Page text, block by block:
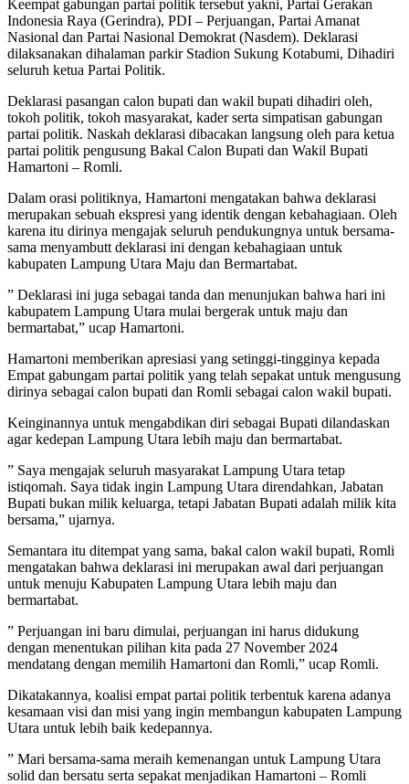
Keempat gabungan partai politik tersebut yakni, Partai Gerakan
Indonesia Raya (Gerindra), PDI – Perjuangan, Partai Amanat
Nasional dan Partai Nasional Demokrat (Nasdem). Deklarasi
dilaksanakan dihalaman parkir Stadion Sukung Kotabumi, Dihadiri
seluruh ketua Partai Politik.
Deklarasi pasangan calon bupati dan wakil bupati dihadiri oleh,
tokoh politik, tokoh masyarakat, kader serta simpatisan gabungan
partai politik. Naskah deklarasi dibacakan langsung oleh para ketua
partai politik pengusung Bakal Calon Bupati dan Wakil Bupati
Hamartoni – Romli.
Dalam orasi politiknya, Hamartoni mengatakan bahwa deklarasi
merupakan sebuah ekspresi yang identik dengan kebahagiaan. Oleh
karena itu dirinya mengajak seluruh pendukungnya untuk bersama-
sama menyambutt deklarasi ini dengan kebahagiaan untuk
kabupaten Lampung Utara Maju dan Bermartabat.
” Deklarasi ini juga sebagai tanda dan menunjukan bahwa hari ini
kabupatem Lampung Utara mulai bergerak untuk maju dan
bermartabat,” ucap Hamartoni.
Hamartoni memberikan apresiasi yang setinggi-tingginya kepada
Empat gabungam partai politik yang telah sepakat untuk mengusung
dirinya sebagai calon bupati dan Romli sebagai calon wakil bupati.
Keinginannya untuk mengabdikan diri sebagai Bupati dilandaskan
agar kedepan Lampung Utara lebih maju dan bermartabat.
” Saya mengajak seluruh masyarakat Lampung Utara tetap
istiqomah. Saya tidak ingin Lampung Utara direndahkan, Jabatan
Bupati bukan milik keluarga, tetapi Jabatan Bupati adalah milik kita
bersama,” ujarnya.
Semantara itu ditempat yang sama, bakal calon wakil bupati, Romli
mengatakan bahwa deklarasi ini merupakan awal dari perjuangan
untuk menuju Kabupaten Lampung Utara lebih maju dan
bermartabat.
” Perjuangan ini baru dimulai, perjuangan ini harus didukung
dengan menentukan pilihan kita pada 27 November 2024
mendatang dengan memilih Hamartoni dan Romli,” ucap Romli.
Dikatakannya, koalisi empat partai politik terbentuk karena adanya
kesamaan visi dan misi yang ingin membangun kabupaten Lampung
Utara untuk lebih baik kedepannya.
” Mari bersama-sama meraih kemenangan untuk Lampung Utara
solid dan bersatu serta sepakat menjadikan Hamartoni – Romli